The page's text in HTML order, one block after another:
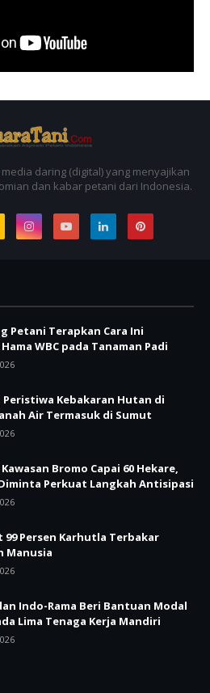
daring (digital) yang menyajikan
dan kabar petani dari Indonesia.
Petani Terapkan Cara Ini
WBC pada Tanaman Padi
Peristiwa Kebakaran Hutan di
Air Termasuk di Sumut
Bromo Capai 60 Hekare,
Perkuat Langkah Antisipasi
99 Persen Karhutla Terbakar
Manusia
Indo-Rama Beri Bantuan Modal
Lima Tenaga Kerja Mandiri